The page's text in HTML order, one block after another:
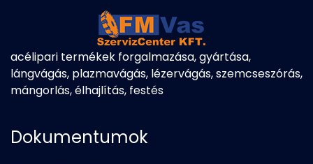
acélipari termékek forgalmazása, gyártása,
lángvágás, plazmavágás, lézervágás, szemcseszórás,
mángorlás, élhajlítás, festés
Dokumentumok